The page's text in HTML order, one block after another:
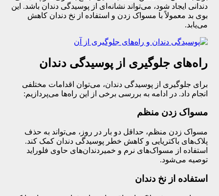
دندانی ایجاد شود، می‌تواند نشانه‌ای از پوسیدگی دندان باشد. این
بوی بد معمولاً با مسواک زدن و استفاده از نخ دندان کاهش
می‌یابد.
راه‌های جلوگیری از پوسیدگی دندان
برای جلوگیری از پوسیدگی دندان، می‌توان اقدامات مختلفی
انجام داد. در ادامه به بررسی برخی از این راه‌ها می‌پردازیم:
مسواک زدن منظم
مسواک زدن منظم، حداقل دو بار در روز، می‌تواند به حذف
پلاک‌های باکتریایی و کاهش خطر پوسیدگی دندان کمک کند.
استفاده از مسواک‌های نرم و خمیردندان‌های حاوی فلوراید
توصیه می‌شود.
استفاده از نخ دندان